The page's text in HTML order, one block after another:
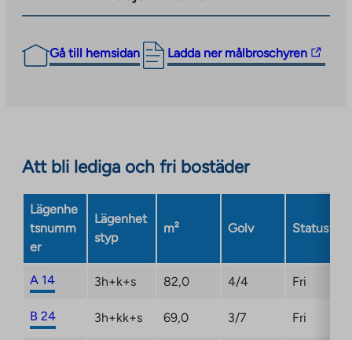
Gå till hemsidan Ladda ner målbroschyren
The
external
opens
a
new
Att bli lediga och fri bostäder
Lägenhe
tsnumm
er
Lägenhet
styp
m² Golv Status
A 14 3h+k+s 82,0 4/4 Fri
B 24 3h+kk+s 69,0 3/7 Fri